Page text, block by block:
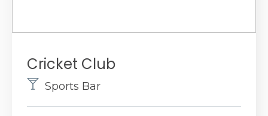
Cricket Club
Sports Bar